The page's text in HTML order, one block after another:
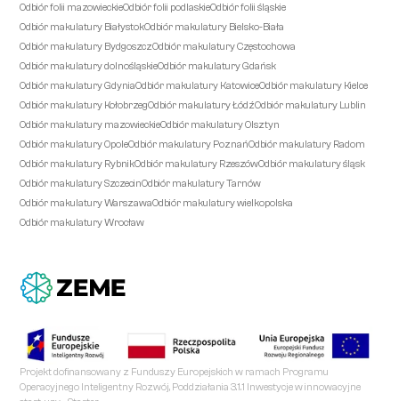
Odbiór folii mazowieckieOdbiór folii podlaskieOdbiór folii śląskie
Odbiór makulatury BiałystokOdbiór makulatury Bielsko-Biała
Odbiór makulatury BydgoszczOdbiór makulatury Częstochowa
Odbiór makulatury dolnośląskieOdbiór makulatury Gdańsk
Odbiór makulatury GdyniaOdbiór makulatury KatowiceOdbiór makulatury Kielce
Odbiór makulatury KołobrzegOdbiór makulatury ŁódźOdbiór makulatury Lublin
Odbiór makulatury mazowieckieOdbiór makulatury Olsztyn
Odbiór makulatury OpoleOdbiór makulatury PoznańOdbiór makulatury Radom
Odbiór makulatury RybnikOdbiór makulatury RzeszówOdbiór makulatury śląsk
Odbiór makulatury SzczecinOdbiór makulatury Tarnów
Odbiór makulatury WarszawaOdbiór makulatury wielkopolska
Odbiór makulatury Wrocław
Projekt dofinansowany z Funduszy Europejskich w ramach Programu
Operacyjnego Inteligentny Rozwój, Poddziałania 3.1.1 Inwestycje w innowacyjne